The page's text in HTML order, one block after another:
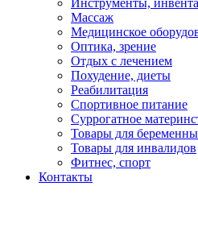
Массаж
Медицинское
Оптика, зрение
Отдых с лечением
Похудение, диеты
Реабилитация
Спортивное питание
Суррогатное
Товары для
Товары для инвалидов
Фитнес, спорт
Контакты